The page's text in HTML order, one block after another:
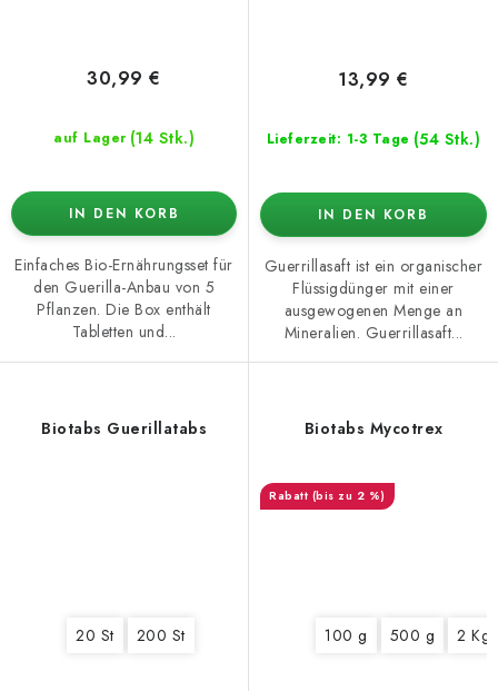
auf Lager (14 Stk.)
30,99 €
IN DEN KORB
Einfaches Bio-Ernährungsset für
den Guerilla-Anbau von 5
Pflanzen. Die Box enthält
Tabletten und...
Lieferzeit: 1-3 Tage (54 Stk.)
13,99 €
IN DEN KORB
Guerrillasaft ist ein organischer
Flüssigdünger mit einer
ausgewogenen Menge an
Mineralien. Guerrillasaft...
Biotabs Guerillatabs
20 St 200 St
Biotabs Mycotrex
(bis zu 2 %)
100 g 500 g 2 Kg